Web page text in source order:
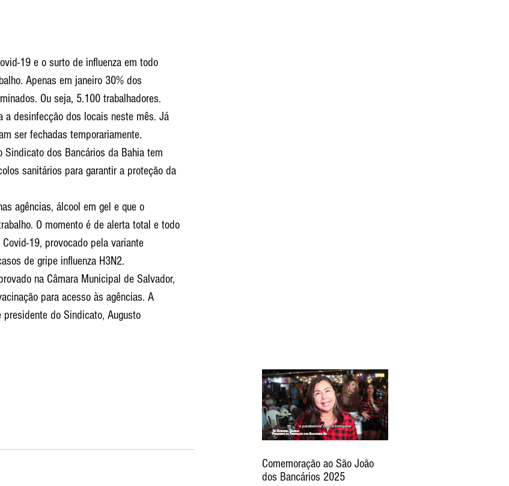
19 e o surto de influenza em todo
Apenas em janeiro 30% dos
Ou seja, 5.100 trabalhadores.
a desinfecção dos locais neste mês. Já
ser fechadas temporariamente.
Sindicato dos Bancários da Bahia tem
sanitários para garantir a proteção da
agências, álcool em gel e que o
O momento é de alerta total e todo
19, provocado pela variante
de gripe influenza H3N2.
na Câmara Municipal de Salvador,
para acesso às agências. A
do Sindicato, Augusto
Comemoração ao São João
dos Bancários 2025